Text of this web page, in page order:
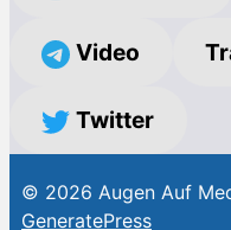
Video
Twitter
© 2026 Augen Auf
GeneratePress